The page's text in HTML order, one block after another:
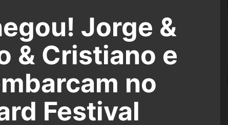
Jorge &
& Cristiano e
no
Festival